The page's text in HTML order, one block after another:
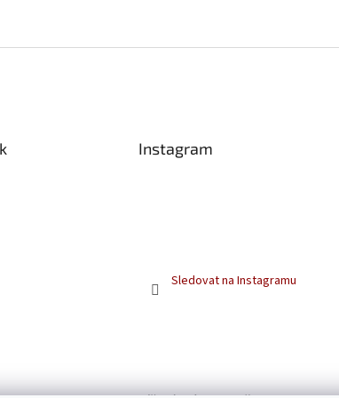
Instagram
Sledovat na Instagramu